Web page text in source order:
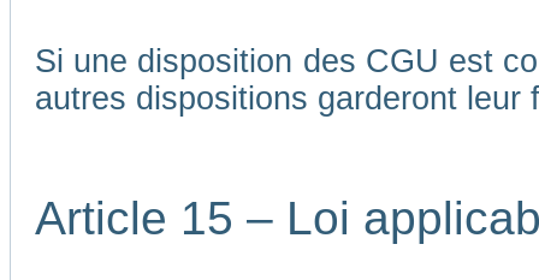
Si une disposition des CGU est
autres dispositions garderont leur
Article 15 – Loi